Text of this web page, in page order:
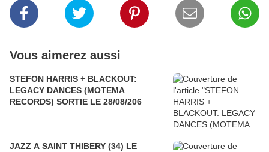
Vous aimerez aussi
STEFON HARRIS + BLACKOUT:
LEGACY DANCES (MOTEMA
RECORDS) SORTIE LE 28/08/206
JAZZ A SAINT THIBERY (34) LE